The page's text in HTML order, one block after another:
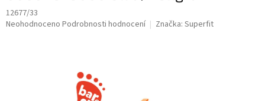
12677/33
Průměrné
Neohodnoceno Podrobnosti hodnocení Značka: Superfit